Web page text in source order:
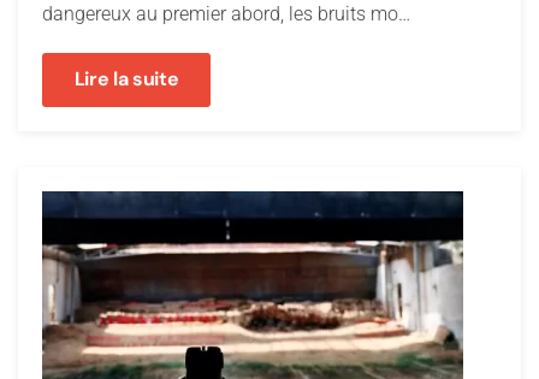
dangereux au premier abord, les bruits mo…
Lire la suite